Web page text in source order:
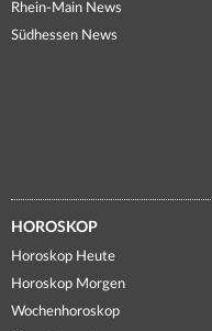
Rhein-Main News
Südhessen News
HOROSKOP
Horoskop Heute
Horoskop Morgen
Wochenhoroskop